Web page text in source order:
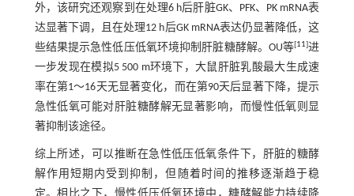
外，该研究还观察到在处理6 h后肝脏GK、PFK、PK mRNA表
达显著下调，且在处理12 h后GK mRNA表达仍显著降低，这
些结果提示急性低压低氧环境抑制肝脏糖酵解。OU等[11]进
一步发现在模拟5 500 m环境下，大鼠肝脏乳酸最大生成速
率在第1～16天无显著变化，而在第90天后显著下降，提示
急性低氧可能对肝脏糖酵解无显著影响，而慢性低氧则显
著抑制该途径。
综上所述，可以推断在急性低压低氧条件下，肝脏的糖酵
解作用短期内受到抑制，但随着时间的推移逐渐趋于稳